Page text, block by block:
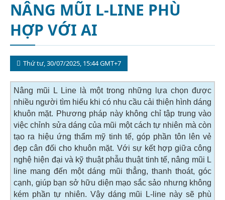
NÂNG MŨI L-LINE PHÙ
HỢP VỚI AI
Thứ tư, 30/07/2025, 15:44 GMT+7
Nâng mũi L Line là một trong những lựa chọn được
nhiều người tìm hiểu khi có nhu cầu cải thiện hình dáng
khuôn mặt. Phương pháp này không chỉ tập trung vào
việc chỉnh sửa dáng của mũi một cách tự nhiên mà còn
tạo ra hiệu ứng thẩm mỹ tinh tế, góp phần tôn lên vẻ
đẹp cân đối cho khuôn mặt. Với sự kết hợp giữa công
nghệ hiện đại và kỹ thuật phẫu thuật tinh tế, nâng mũi L
line mang đến một dáng mũi thẳng, thanh thoát, góc
cạnh, giúp bạn sở hữu diện mạo sắc sảo nhưng không
kém phần tự nhiên. Vậy dáng mũi L-line này sẽ phù